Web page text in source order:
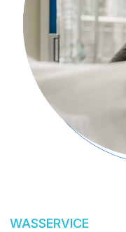
WASSERVICE